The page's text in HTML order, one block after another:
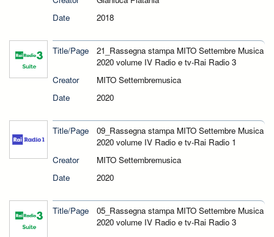
Date
2018
Title/Page
21_Rassegna stampa MITO Settembre Musica
2020 volume IV Radio e tv-Rai Radio 3
Creator
MITO Settembremusica
Date
2020
Title/Page
09_Rassegna stampa MITO Settembre Musica
2020 volume IV Radio e tv-Rai Radio 1
Creator
MITO Settembremusica
Date
2020
Title/Page
05_Rassegna stampa MITO Settembre Musica
2020 volume IV Radio e tv-Rai Radio 3